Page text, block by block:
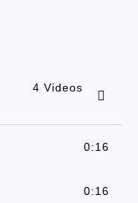
4 Videos
0:16
0:16